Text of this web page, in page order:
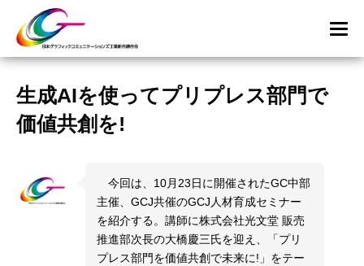
生成AIを使ってプリプレス部門で
価値共創を!
今回は、10月23日に開催されたGC中部
主催、GCJ共催のGCJ人材育成セミナー
を紹介する。講師に株式会社光文堂 販売
推進部次長の大橋慶三氏を迎え、「プリ
プレス部門を価値共創で未来に!」をテー